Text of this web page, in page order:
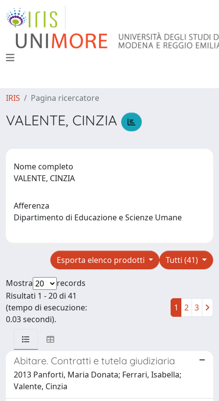
IRIS Pagina ricercatore
VALENTE, CINZIA
Nome completo
VALENTE, CINZIA
Afferenza
Dipartimento di Educazione e Scienze Umane
Tutti (41)
Esporta elenco prodotti
Mostra
records
Risultati 1 - 20 di 41
(tempo di esecuzione:
0.03 secondi).
1 2 3
Abitare. Contratti e tutela giudiziaria
2013 Panforti, Maria Donata; Ferrari, Isabella;
Valente, Cinzia